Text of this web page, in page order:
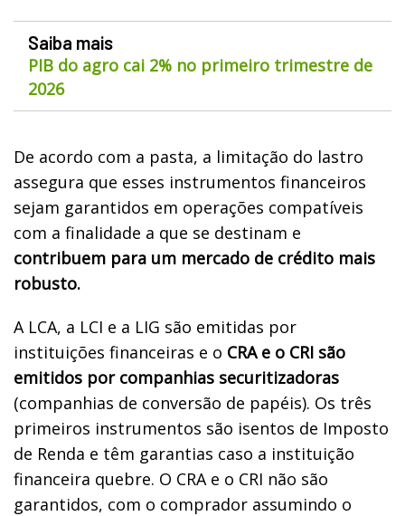
Saiba mais
PIB do agro cai 2% no primeiro trimestre de
2026
De acordo com a pasta, a limitação do lastro
assegura que esses instrumentos financeiros
sejam garantidos em operações compatíveis
com a finalidade a que se destinam e
contribuem para um mercado de crédito mais
robusto.
A LCA, a LCI e a LIG são emitidas por
instituições financeiras e o CRA e o CRI são
emitidos por companhias securitizadoras
(companhias de conversão de papéis). Os três
primeiros instrumentos são isentos de Imposto
de Renda e têm garantias caso a instituição
financeira quebre. O CRA e o CRI não são
garantidos, com o comprador assumindo o